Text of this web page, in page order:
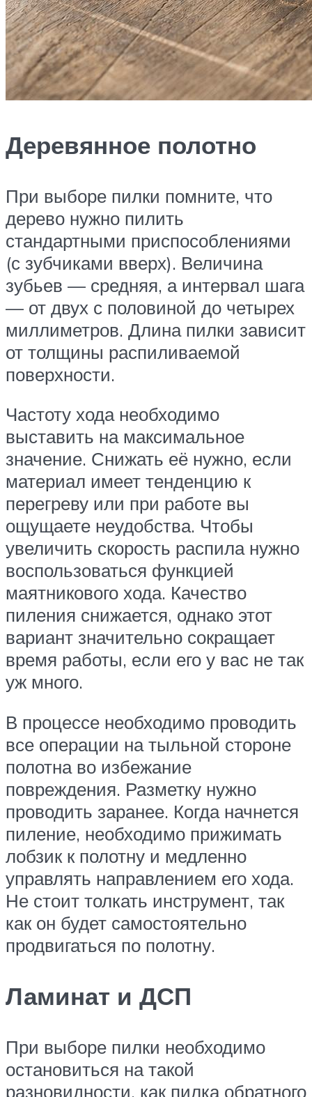
Деревянное полотно
При выборе пилки помните, что
дерево нужно пилить
стандартными приспособлениями
(с зубчиками вверх). Величина
зубьев — средняя, а интервал шага
— от двух с половиной до четырех
миллиметров. Длина пилки зависит
от толщины распиливаемой
поверхности.
Частоту хода необходимо
выставить на максимальное
значение. Снижать её нужно, если
материал имеет тенденцию к
перегреву или при работе вы
ощущаете неудобства. Чтобы
увеличить скорость распила нужно
воспользоваться функцией
маятникового хода. Качество
пиления снижается, однако этот
вариант значительно сокращает
время работы, если его у вас не так
уж много.
В процессе необходимо проводить
все операции на тыльной стороне
полотна во избежание
повреждения. Разметку нужно
проводить заранее. Когда начнется
пиление, необходимо прижимать
лобзик к полотну и медленно
управлять направлением его хода.
Не стоит толкать инструмент, так
как он будет самостоятельно
продвигаться по полотну.
Ламинат и ДСП
При выборе пилки необходимо
остановиться на такой
разновидности, как пилка обратного